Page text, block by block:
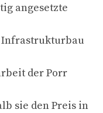
angesetzte
Infrastrukturbau
der Porr
sie den Preis in